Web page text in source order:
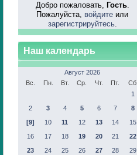
Добро пожаловать, Гость.
Пожалуйста, войдите или
зарегистрируйтесь.
Наш календарь
Август 2026
Вс.
Пн. Вт. Ср. Чт. Пт.
Сб.
1
2
3 4 5 6 7
8
[9]
10 11 12 13 14
15
16
17 18 19 20 21
22
23
24 25 26 27 28
29